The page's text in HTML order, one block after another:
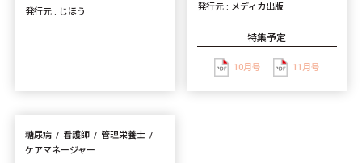
発行元 : じほう 発行元 : メディカ出版
特集予定
10月号 11月号
糖尿病 看護師
管理栄養士
ケアマネージャー